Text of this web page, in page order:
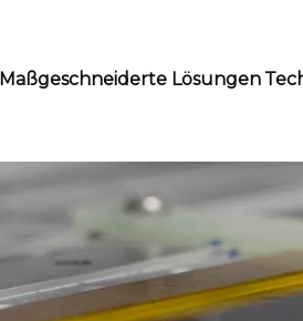
Maßgeschneiderte Lösungen